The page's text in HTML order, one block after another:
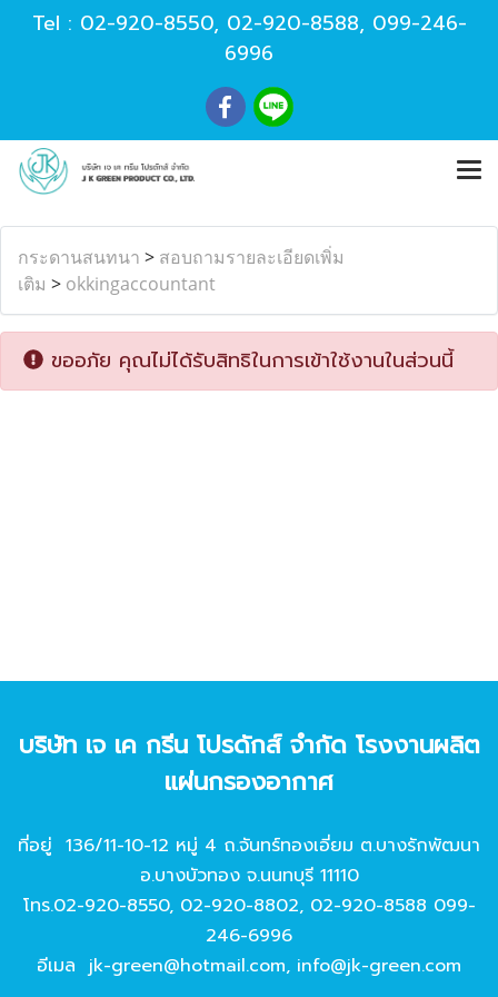
Tel : 02-920-8550, 02-920-8588, 099-246-
6996
กระดานสนทนา > สอบถามรายละเอียดเพิ่ม
เติม > okkingaccountant
ขออภัย คุณไม่ได้รับสิทธิในการเข้าใช้งานในส่วนนี้
บริษัท เจ เค กรีน โปรดักส์ จํากัด โรงงานผลิต
แผ่นกรองอากาศ
ที่อยู่ 136/11-10-12 หมู่ 4 ถ.จันทร์ทองเอี่ยม ต.บางรักพัฒนา
อ.บางบัวทอง จ.นนทบุรี 11110
โทร.02-920-8550, 02-920-8802, 02-920-8588 099-
246-6996
อีเมล jk-green@hotmail.com, info@jk-green.com